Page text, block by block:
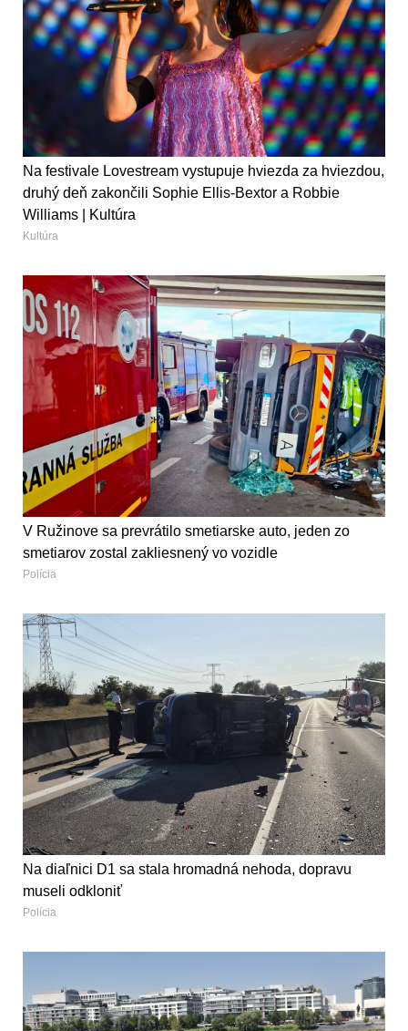
Na festivale Lovestream vystupuje hviezda za hviezdou,
druhý deň zakončili Sophie Ellis-Bextor a Robbie
Williams | Kultúra
Kultúra
V Ružinove sa prevrátilo smetiarske auto, jeden zo
smetiarov zostal zakliesnený vo vozidle
Polícia
Na diaľnici D1 sa stala hromadná nehoda, dopravu
museli odkloniť
Polícia